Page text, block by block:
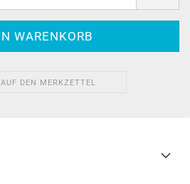
AUF DEN MERKZETTEL